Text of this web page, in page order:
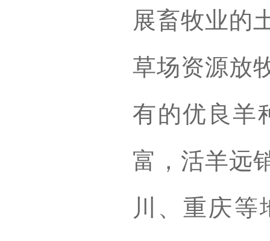
展畜牧业的
草场资源放
有的优良羊
富，活羊远
川、重庆等